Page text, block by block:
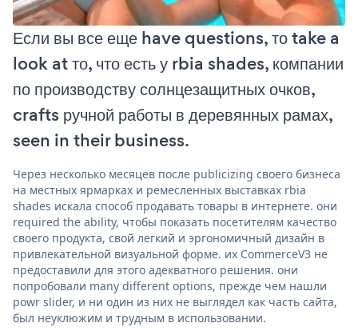
Если вы все еще have questions, то take a
look at то, что есть у rbia shades, компании
по производству солнцезащитных очков,
crafts ручной работы в деревянных рамах,
seen in their business.
Через несколько месяцев после publicizing своего бизнеса
на местных ярмарках и ремесленных выставках rbia
shades искала способ продавать товары в интернете. они
required the ability, чтобы показать посетителям качество
своего продукта, свой легкий и эргономичный дизайн в
привлекательной визуальной форме. их CommerceV3 не
предоставили для этого адекватного решения. они
попробовали many different options, прежде чем нашли
powr slider, и ни один из них не выглядел как часть сайта,
был неуклюжим и трудным в использовании.